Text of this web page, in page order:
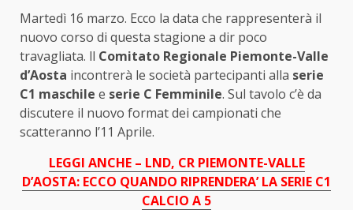
Martedì 16 marzo. Ecco la data che rappresenterà il
nuovo corso di questa stagione a dir poco
travagliata. ll Comitato Regionale Piemonte-Valle
d’Aosta incontrerà le società partecipanti alla serie
C1 maschile e serie C Femminile. Sul tavolo c’è da
discutere il nuovo format dei campionati che
scatteranno l’11 Aprile.
LEGGI ANCHE – LND, CR PIEMONTE-VALLE
D’AOSTA: ECCO QUANDO RIPRENDERA’ LA SERIE C1
CALCIO A 5